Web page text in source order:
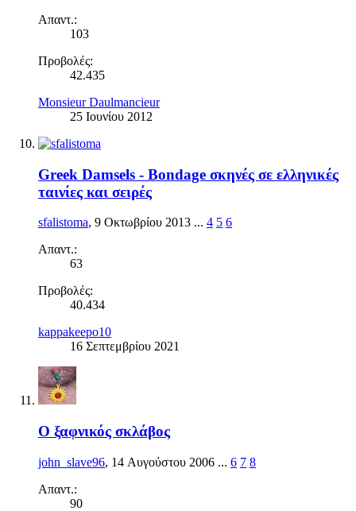
Απαντ.:
103
Προβολές:
42.435
Monsieur Daulmancieur
25 Ιουνίου 2012
Greek Damsels - Bondage σκηνές σε ελληνικές
ταινίες και σειρές
sfalistoma, 9 Οκτωβρίου 2013 ... 4 5 6
Απαντ.:
63
Προβολές:
40.434
kappakeepo10
16 Σεπτεμβρίου 2021
Ο ξαφνικός σκλάβος
john_slave96, 14 Αυγούστου 2006 ... 6 7 8
Απαντ.:
90